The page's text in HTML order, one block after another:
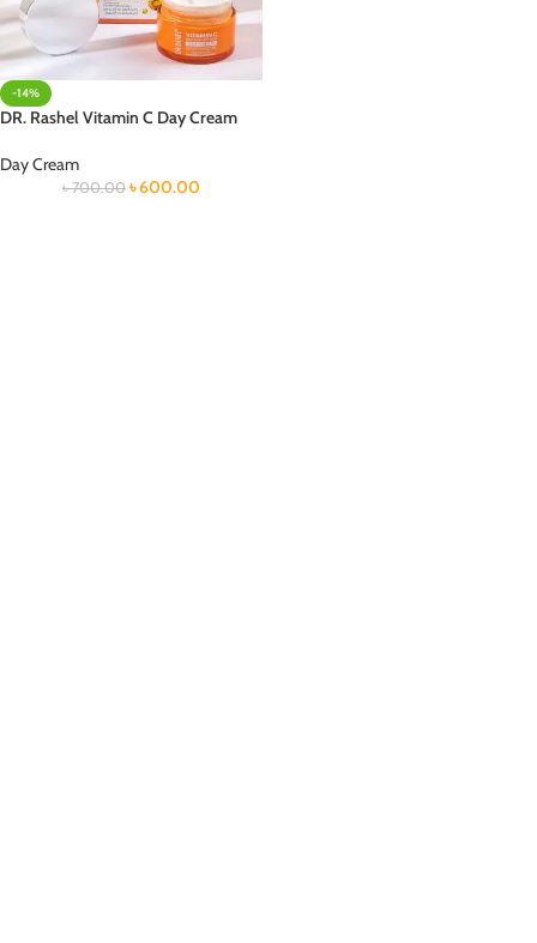
-14%
DR. Rashel Vitamin C Day Cream
Day Cream
৳700.00 ৳600.00